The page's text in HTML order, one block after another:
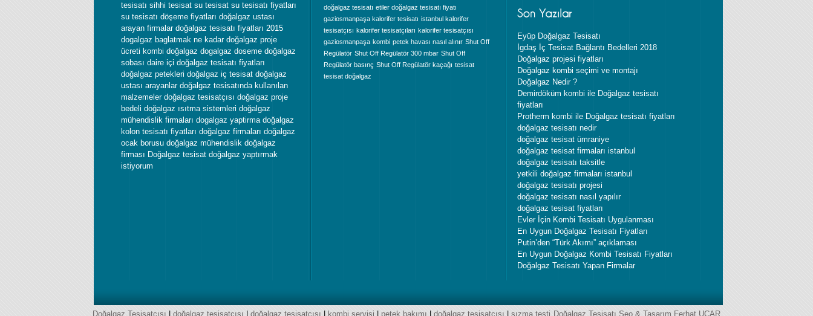
tesisatı sihhi tesisat su tesisat su tesisatı fiyatları
su tesisatı döşeme fiyatları doğalgaz ustası
arayan firmalar doğalgaz tesisatı fiyatları 2015
dogalgaz baglatmak ne kadar doğalgaz proje
ücreti kombi doğalgaz dogalgaz doseme doğalgaz
sobası daire içi doğalgaz tesisatı fiyatları
doğalgaz petekleri doğalgaz iç tesisat doğalgaz
ustası arayanlar doğalgaz tesisatında kullanılan
malzemeler doğalgaz tesisatçısı doğalgaz proje
bedeli doğalgaz ısıtma sistemleri doğalgaz
mühendislik firmaları dogalgaz yaptirma doğalgaz
kolon tesisatı fiyatları doğalgaz firmaları doğalgaz
ocak borusu doğalgaz mühendislik doğalgaz
firması Doğalgaz tesisat doğalgaz yaptırmak
istiyorum
doğalgaz tesisatı etiler doğalgaz tesisatı fiyatı
gaziosmanpaşa kalorifer tesisatı istanbul kalorifer
tesisatçısı kalorifer tesisatçıları kalorifer tesisatçısı
gaziosmanpaşa kombi petek havası nasıl alınır Shut Off
Regülatör Shut Off Regülatör 300 mbar Shut Off
Regülatör basınç Shut Off Regülatör kaçağı tesisat
tesisat doğalgaz
Eyüp Doğalgaz Tesisatı
İgdaş İç Tesisat Bağlantı Bedelleri 2018
Doğalgaz projesi fiyatları
Doğalgaz kombi seçimi ve montajı
Doğalgaz Nedir ?
Demirdöküm kombi ile Doğalgaz tesisatı
fiyatları
Protherm kombi ile Doğalgaz tesisatı fiyatları
doğalgaz tesisatı nedir
doğalgaz tesisat ümraniye
doğalgaz tesisat firmaları istanbul
doğalgaz tesisatı taksitle
yetkili doğalgaz firmaları istanbul
doğalgaz tesisatı projesi
doğalgaz tesisatı nasıl yapılır
doğalgaz tesisat fiyatları
Evler İçin Kombi Tesisatı Uygulanması
En Uygun Doğalgaz Tesisatı Fiyatları
Putin’den “Türk Akımı” açıklaması
En Uygun Doğalgaz Kombi Tesisatı Fiyatları
Doğalgaz Tesisatı Yapan Firmalar
Doğalgaz Tesisatçısı doğalgaz tesisatçısı doğalgaz tesisatçısı kombi servisi petek bakımı doğalgaz tesisatçısı sızma testi Doğalgaz Tesisatı Seo & Tasarım Ferhat UÇAR